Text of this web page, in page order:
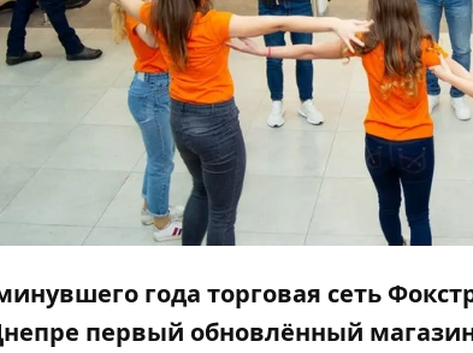
года торговая сеть
первый обновлённый